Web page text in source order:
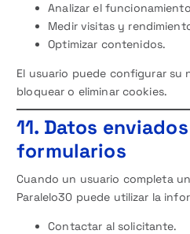
Analizar el
Medir visitas y
Optimizar contenidos.
El usuario puede configurar su
bloquear o eliminar cookies.
11. Datos
formularios
Cuando un usuario completa
Paralelo30 puede utilizar la
Contactar al solicitante.